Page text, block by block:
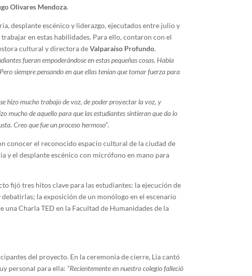
Olivares Mendoza.
desplante escénico y liderazgo, ejecutados entre julio y
en estas habilidades. Para ello, contaron con el
cultural y directora deValparaíso Profundo.
fueran empoderándose en estas pequeñas cosas. Había
siempre pensando en que ellas tenían que tomar fuerza para
hizo mucho trabajo de voz, de poder proyectar la voz, y
mucho de aquello para que las estudiantes sintieran que da lo
Creo que fue un proceso hermoso”.
conocer el reconocido espacio cultural de la ciudad de
y el desplante escénico con micrófono en mano para
fijó tres hitos clave para las estudiantes: la ejecución de
la exposición de un monólogo en el escenario
Charla TED en la Facultad de Humanidades de la
del proyecto. En la ceremonia de cierre, Lia cantó
personal para ella: “Recientemente en nuestro colegio falleció